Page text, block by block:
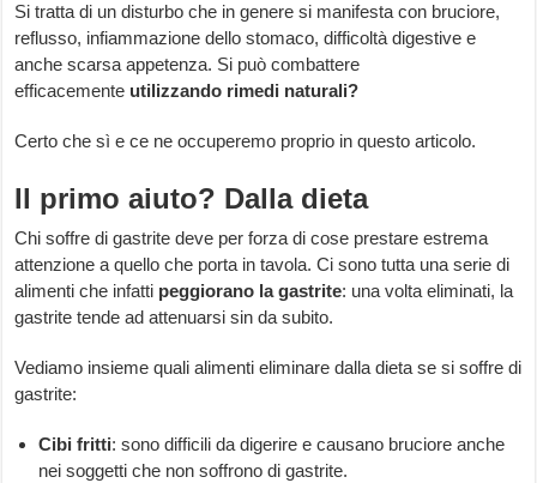
Si tratta di un disturbo che in genere si manifesta con bruciore,
reflusso, infiammazione dello stomaco, difficoltà digestive e
anche scarsa appetenza. Si può combattere
efficacemente utilizzando rimedi naturali?
Certo che sì e ce ne occuperemo proprio in questo articolo.
Il primo aiuto? Dalla dieta
Chi soffre di gastrite deve per forza di cose prestare estrema
attenzione a quello che porta in tavola. Ci sono tutta una serie di
alimenti che infatti peggiorano la gastrite: una volta eliminati, la
gastrite tende ad attenuarsi sin da subito.
Vediamo insieme quali alimenti eliminare dalla dieta se si soffre di
gastrite:
Cibi fritti: sono difficili da digerire e causano bruciore anche
nei soggetti che non soffrono di gastrite.